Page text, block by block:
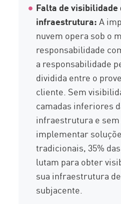
Falta de visibilidade
infraestrutura:A
nuvem opera sob o
responsabilidade
a responsabilidade
dividida entre o
cliente. Sem
camadas inferiores
infraestrutura e sem
implementar
tradicionais, 35%
lutam para obter
sua infraestrutura
subjacente.